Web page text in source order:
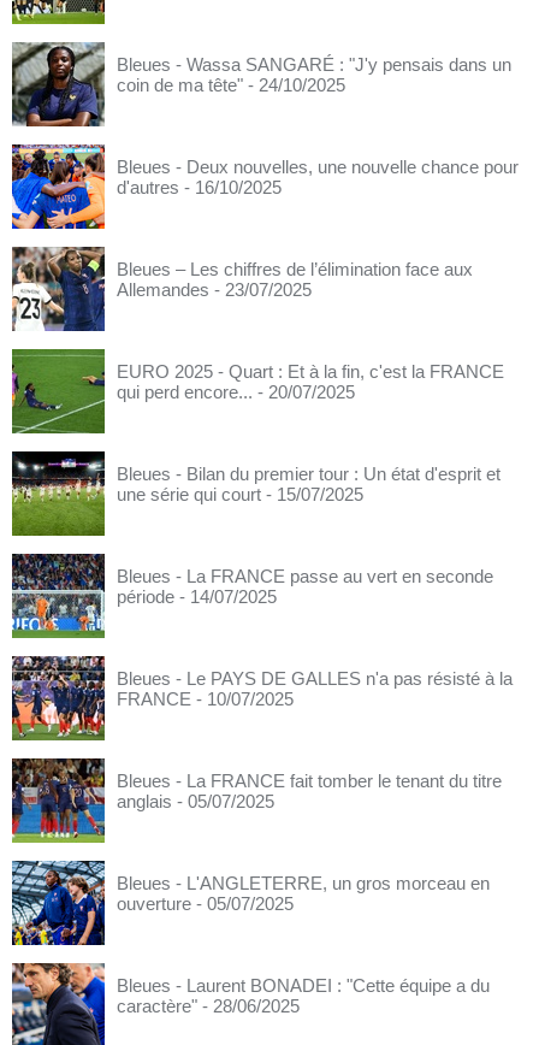
Bleues - Wassa SANGARÉ : "J'y pensais dans un
coin de ma tête" - 24/10/2025
Bleues - Deux nouvelles, une nouvelle chance pour
d'autres - 16/10/2025
Bleues – Les chiffres de l’élimination face aux
Allemandes - 23/07/2025
EURO 2025 - Quart : Et à la fin, c'est la FRANCE
qui perd encore... - 20/07/2025
Bleues - Bilan du premier tour : Un état d'esprit et
une série qui court - 15/07/2025
Bleues - La FRANCE passe au vert en seconde
période - 14/07/2025
Bleues - Le PAYS DE GALLES n'a pas résisté à la
FRANCE - 10/07/2025
Bleues - La FRANCE fait tomber le tenant du titre
anglais - 05/07/2025
Bleues - L'ANGLETERRE, un gros morceau en
ouverture - 05/07/2025
Bleues - Laurent BONADEI : "Cette équipe a du
caractère" - 28/06/2025